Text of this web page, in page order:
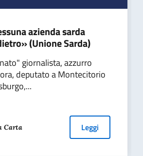
azienda sarda
(Unione Sarda)
giornalista, azzurro
deputato a Montecitorio
Carta Leggi